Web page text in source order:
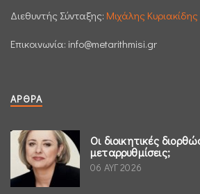
Διεθυντής Σύνταξης: Μιχάλης Κυριακίδης
Επικοινωνία: info@metarithmisi.gr
ΆΡΘΡΑ
Οι διοικητικές
μεταρρυθμίσεις;
06 ΑΥΓ 2026